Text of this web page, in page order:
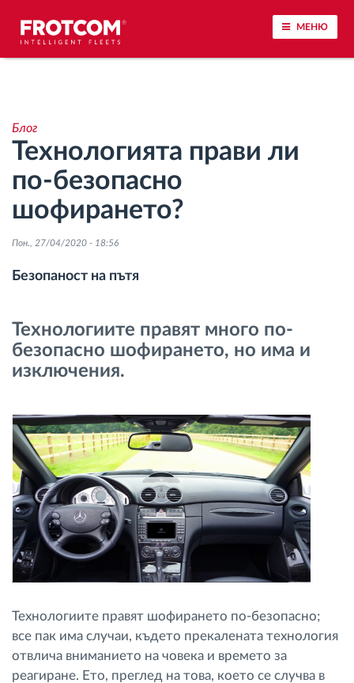
МЕНЮ
Анализ на стила на шофиране
Наблюдение на времената за шофиране
Управление на работната сила
Дистанционно сваляне на данни от тахограф
Контрол на достъпа
Управление на горивото
Планиране на маршрути и мониторинг
Автоматична идентификация на шофьора
Разберете за всички функционалности
Как отговаряме на нуждите на всяка
Блог
Технологията прави ли
по-безопасно
шофирането?
Пон., 27/04/2020 - 18:56
Безопаност на пътя
Технологиите правят много по-
безопасно шофирането, но има и
изключения.
Технологиите правят шофирането по-безопасно;
все пак има случаи, където прекалената технология
отвлича вниманието на човека и времето за
реагиране. Ето, преглед на това, което се случва в